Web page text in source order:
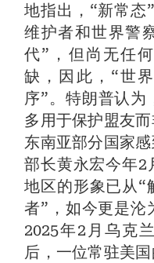
地指出，“新常态
维护者和世界警
代”，但尚无任
缺，因此，“世
序”。特朗普认为
多用于保护盟友
东南亚部分国家
部长黄永宏今年2
地区的形象已从“
者”，如今更是沦
2025年2月乌克
后，一位常驻美